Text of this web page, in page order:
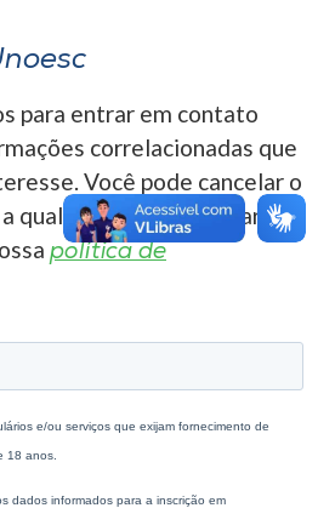
para entrar em contato
correlacionadas que
Você pode cancelar o
qualquer momento. Para
política de